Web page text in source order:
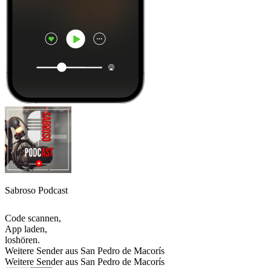
Sabroso Podcast
Code scannen,
App laden,
loshören.
Weitere Sender aus San Pedro de Macorís
Weitere Sender aus San Pedro de Macorís